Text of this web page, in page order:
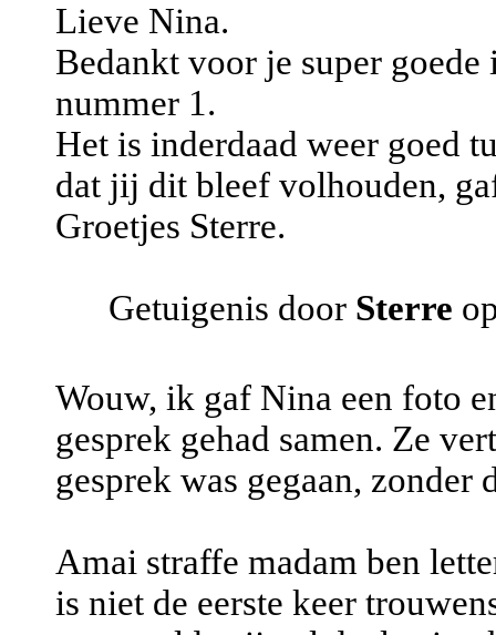
Lieve Nina.
Bedankt voor je super
nummer 1.
Het is inderdaad weer goed
dat jij dit bleef volhouden,
Groetjes Sterre.
Getuigenis door Sterre
Wouw, ik gaf Nina een foto
gesprek gehad samen. Ze
gesprek was gegaan,
Amai straffe madam ben
is niet de eerste keer